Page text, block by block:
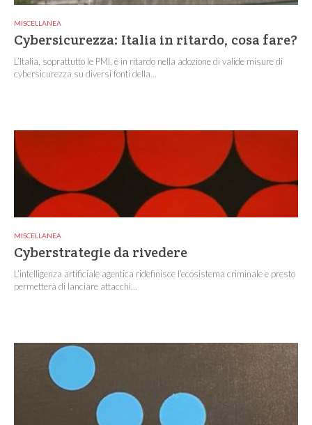
MISCELLANEA
Cybersicurezza: Italia in ritardo, cosa fare?
L’Italia, soprattutto le PMI, è in ritardo nella adozione di valide misure di
cybersicurezza su diversi fonti della...
MISCELLANEA
Cyberstrategie da rivedere
L’intelligenza artificiale agentica ridefinisce l’ecosistema criminale e presto
permetterà di lanciare attacchi...